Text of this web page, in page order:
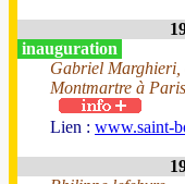
inauguration
Gabriel Marghieri,
Montmartre à
Lien : www.saint-